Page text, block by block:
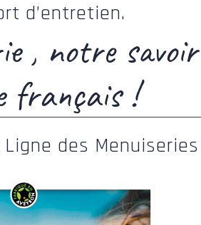
d’entretien.
, notre savoir
français !
des Menuiseries